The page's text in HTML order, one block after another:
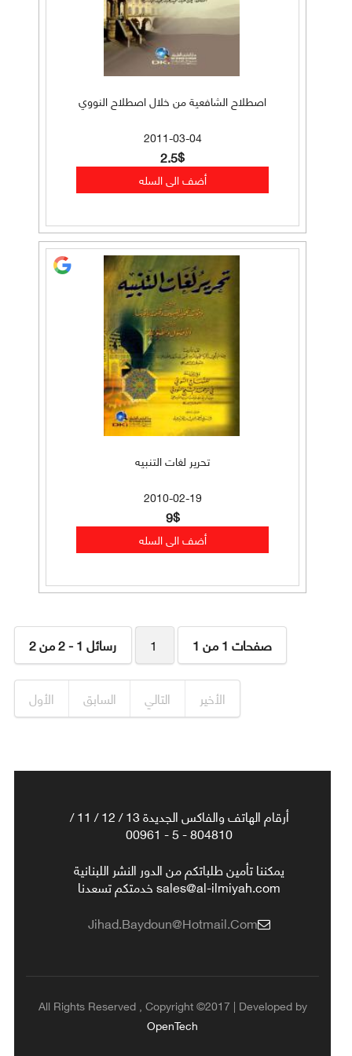
اصطلاح الشافعية من خلال اصطلاح النووي
2011-03-04
2.5$
تحرير لغات التنبيه
2010-02-19
9$
رسائل 1 - 2 من 2 1 صفحات 1 من 1
الأول السابق التالي الأخير
أرقام الهاتف والفاكس الجديدة 13 / 12 / 11 /
804810 - 5 - 00961
يمكننا تأمين طلباتكم من الدور النشر اللبنانية
sales@al-ilmiyah.com خدمتكم تسعدنا
Jihad.baydoun@hotmail.com
All Rights Reserved , Copyright ©2017 | Developed by
OpenTech